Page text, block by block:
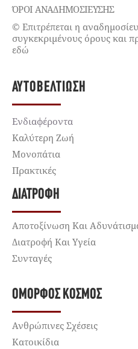
ΌΡΟΙ ΑΝΑΔΗΜΟΣΙΕΥΣΗΣ
© Επιτρέπεται η
συγκεκριμένους όρους και
εδώ
ΑΥΤΟΒΕΛΤΊΩΣΗ
Ενδιαφέροντα
Καλύτερη Ζωή
Μονοπάτια
Πρακτικές
ΔΙΑΤΡΟΦΉ
Αποτοξίνωση Και
Διατροφή Και Υγεία
Συνταγές
ΌΜΟΡΦΟΣ ΚΌΣΜΟΣ
Ανθρώπινες Σχέσεις
Κατοικίδια